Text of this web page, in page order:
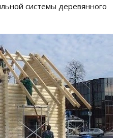
системы деревянного